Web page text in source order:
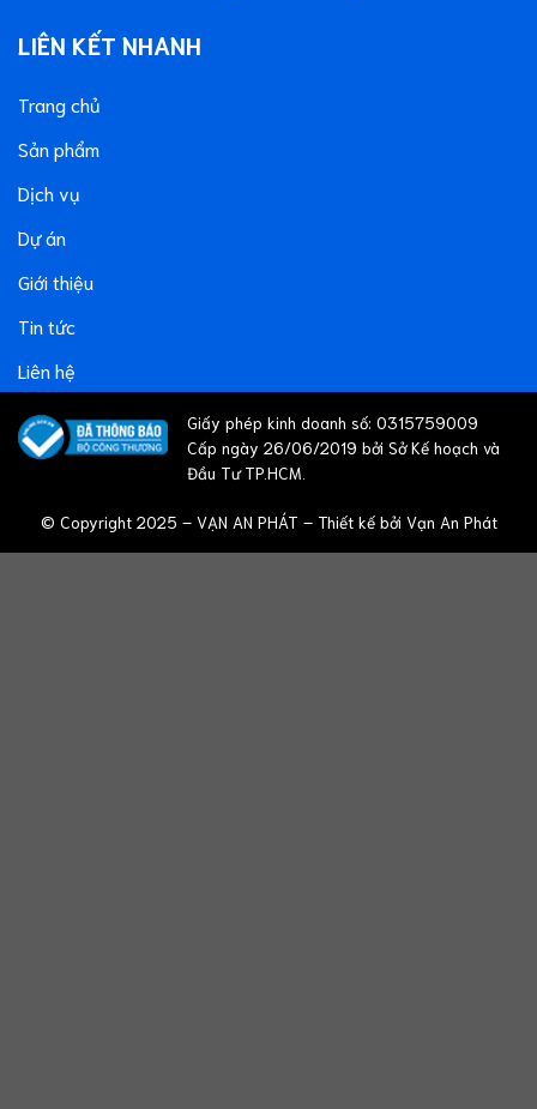
LIÊN KẾT NHANH
Trang chủ
Sản phẩm
Dịch vụ
Dự án
Giới thiệu
Tin tức
Liên hệ
Giấy phép kinh doanh số: 0315759009
Cấp ngày 26/06/2019 bởi Sở Kế hoạch và
Đầu Tư TP.HCM.
© Copyright 2025 – VẠN AN PHÁT – Thiết kế bởi Vạn An Phát